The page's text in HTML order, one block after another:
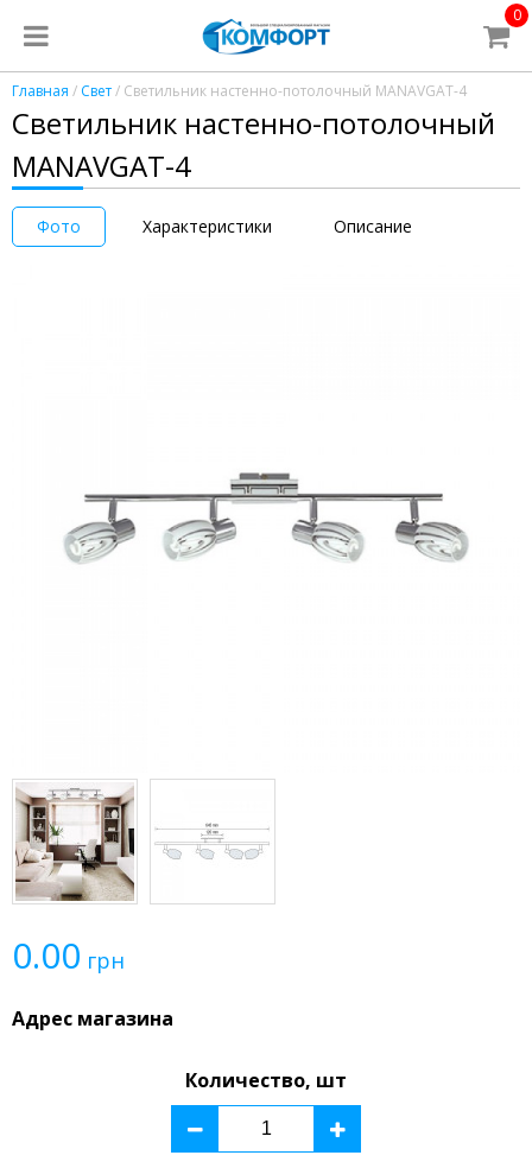
0
Главная / Свет/ Светильник настенно-потолочный MANAVGAT-4
Светильник настенно-потолочный
MANAVGAT-4
Фото Характеристики Описание
0.00 грн
Адрес магазина
Количество, шт